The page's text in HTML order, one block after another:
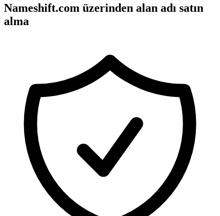
Nameshift.com üzerinden alan adı satın
alma